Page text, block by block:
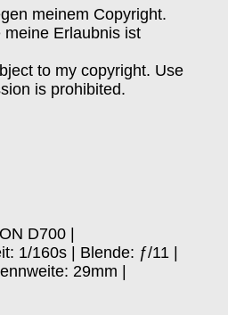
meinem Copyright.
Erlaubnis ist
to my copyright. Use
is prohibited.
D700 |
1/160s | Blende: ƒ/11 |
29mm |